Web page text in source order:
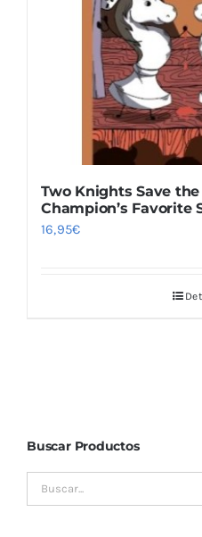
Two Knights Save
Champion’s Favorite
16,95€
Buscar Productos